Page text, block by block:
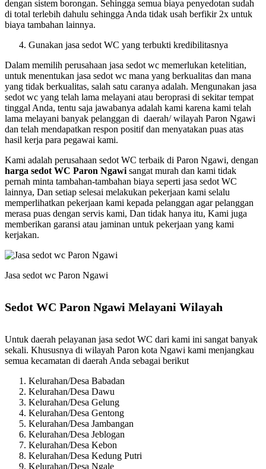
dengan sistem borongan. Sehingga semua biaya penyedotan sudah
di total terlebih dahulu sehingga Anda tidak usah berfikir 2x untuk
biaya tambahan lainnya.
Gunakan jasa sedot WC yang terbukti kredibilitasnya
Dalam memilih perusahaan jasa sedot wc memerlukan ketelitian,
untuk menentukan jasa sedot wc mana yang berkualitas dan mana
yang tidak berkualitas, salah satu caranya adalah. Mengunakan jasa
sedot wc yang telah lama melayani atau beroprasi di sekitar tempat
tinggal Anda, tentu saja jawabanya adalah kami karena kami telah
lama melayani banyak pelanggan di daerah/ wilayah Paron Ngawi
dan telah mendapatkan respon positif dan menyatakan puas atas
hasil kerja para pegawai kami.
Kami adalah perusahaan sedot WC terbaik di Paron Ngawi, dengan
harga sedot WC Paron Ngawi sangat murah dan kami tidak
pernah minta tambahan-tambahan biaya seperti jasa sedot WC
lainnya, Dan setiap selesai melakukan pekerjaan kami selalu
memperlihatkan pekerjaan kami kepada pelanggan agar pelanggan
merasa puas dengan servis kami, Dan tidak hanya itu, Kami juga
memberikan garansi atau jaminan untuk pekerjaan yang kami
kerjakan.
Jasa sedot wc Paron Ngawi
Sedot WC Paron Ngawi Melayani Wilayah
Untuk daerah pelayanan jasa sedot WC dari kami ini sangat banyak
sekali. Khususnya di wilayah Paron kota Ngawi kami menjangkau
semua kecamatan di daerah Anda sebagai berikut
Kelurahan/Desa Babadan
Kelurahan/Desa Dawu
Kelurahan/Desa Gelung
Kelurahan/Desa Gentong
Kelurahan/Desa Jambangan
Kelurahan/Desa Jeblogan
Kelurahan/Desa Kebon
Kelurahan/Desa Kedung Putri
Kelurahan/Desa Ngale